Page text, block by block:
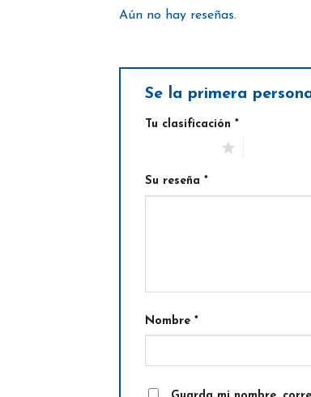
Aún no hay reseñas.
Se la primera
Tu clasificación *
Su reseña *
Nombre *